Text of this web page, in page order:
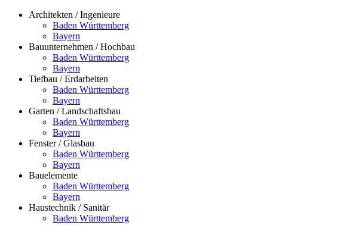
Architekten / Ingenieure
Baden Württemberg
Bayern
Bauunternehmen / Hochbau
Baden Württemberg
Bayern
Tiefbau / Erdarbeiten
Baden Württemberg
Bayern
Garten / Landschaftsbau
Baden Württemberg
Bayern
Fenster / Glasbau
Baden Württemberg
Bayern
Bauelemente
Baden Württemberg
Bayern
Haustechnik / Sanitär
Baden Württemberg